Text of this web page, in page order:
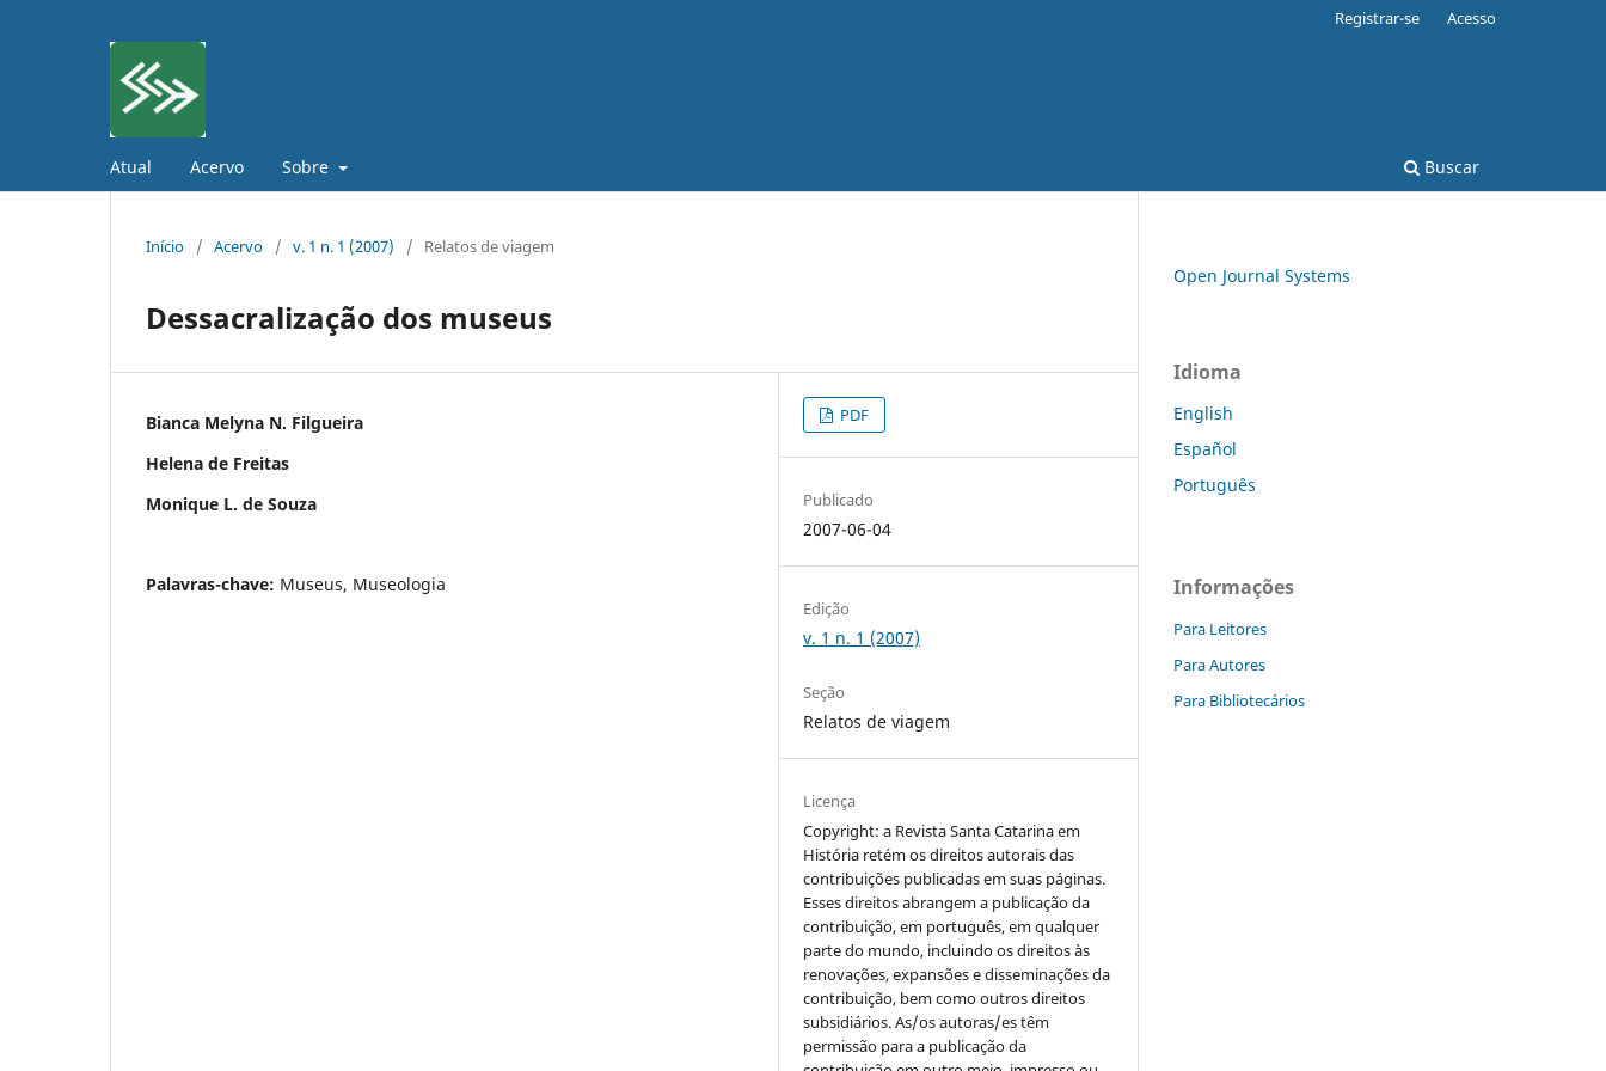
Atual Acervo Sobre Buscar
Registrar-se Acesso
Início / Acervo / v. 1 n. 1 (2007) / Relatos de viagem
Dessacralização dos museus
Bianca Melyna N. Filgueira
Helena de Freitas
Monique L. de Souza
Palavras-chave: Museus, Museologia
PDF
Publicado
2007-06-04
Edição
v. 1 n. 1 (2007)
Seção
Relatos de viagem
Licença
Copyright: a Revista Santa Catarina em
História retém os direitos autorais das
contribuições publicadas em suas páginas.
Esses direitos abrangem a publicação da
contribuição, em português, em qualquer
parte do mundo, incluindo os direitos às
renovações, expansões e disseminações da
contribuição, bem como outros direitos
subsidiários. As/os autoras/es têm
permissão para a publicação da
Open Journal Systems
Idioma
English
Español
Português
Informações
Para Leitores
Para Autores
Para Bibliotecários